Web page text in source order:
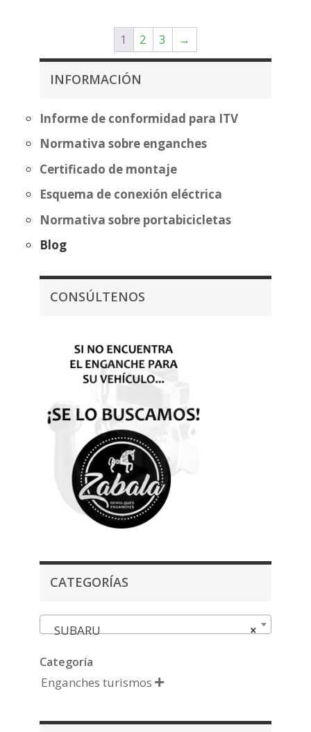
desde
413,34€
hasta
1 2 3 →
INFORMACIÓN
Informe de conformidad para ITV
Normativa sobre enganches
Certificado de montaje
Esquema de conexión eléctrica
Normativa sobre portabicicletas
Blog
CONSÚLTENOS
CATEGORÍAS
×
SUBARU
Categoría
Enganches turismos 